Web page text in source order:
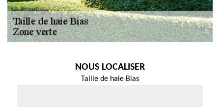
NOUS LOCALISER
Taille de haie Bias